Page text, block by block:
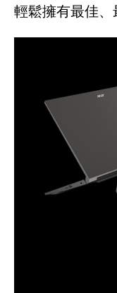
輕鬆擁有最佳、